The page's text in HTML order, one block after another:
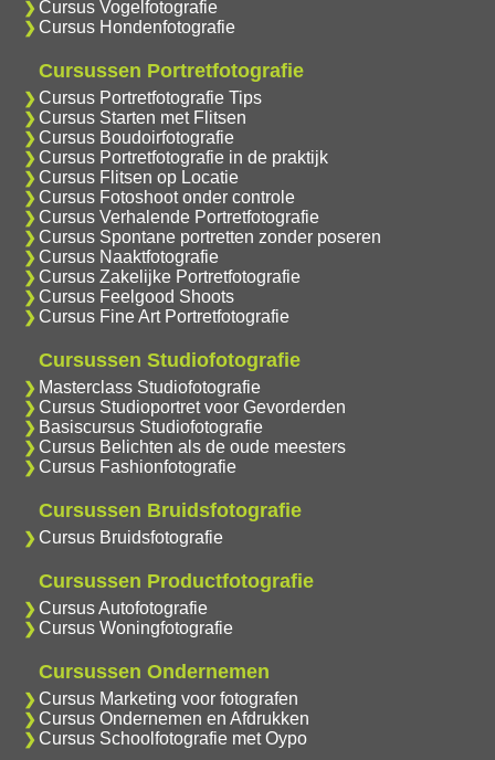
Cursus Vogelfotografie
Cursus Hondenfotografie
Cursussen Portretfotografie
Cursus Portretfotografie Tips
Cursus Starten met Flitsen
Cursus Boudoirfotografie
Cursus Portretfotografie in de praktijk
Cursus Flitsen op Locatie
Cursus Fotoshoot onder controle
Cursus Verhalende Portretfotografie
Cursus Spontane portretten zonder poseren
Cursus Naaktfotografie
Cursus Zakelijke Portretfotografie
Cursus Feelgood Shoots
Cursus Fine Art Portretfotografie
Cursussen Studiofotografie
Masterclass Studiofotografie
Cursus Studioportret voor Gevorderden
Basiscursus Studiofotografie
Cursus Belichten als de oude meesters
Cursus Fashionfotografie
Cursussen Bruidsfotografie
Cursus Bruidsfotografie
Cursussen Productfotografie
Cursus Autofotografie
Cursus Woningfotografie
Cursussen Ondernemen
Cursus Marketing voor fotografen
Cursus Ondernemen en Afdrukken
Cursus Schoolfotografie met Oypo